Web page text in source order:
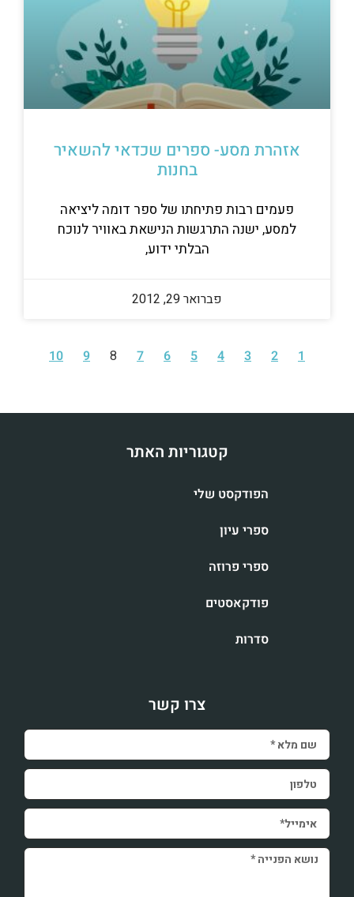
אזהרת מסע- ספרים שכדאי להשאיר
בחנות
פעמים רבות פתיחתו של ספר דומה ליציאה
למסע, ישנה התרגשות הנישאת באוויר לנוכח
הבלתי ידוע,
פברואר 29, 2012
1
2
3
4
5
6
7
8
9
10
קטגוריות האתר
הפודקסט שלי
ספרי עיון
ספרי פרוזה
פודקאסטים
סדרות
צרו קשר